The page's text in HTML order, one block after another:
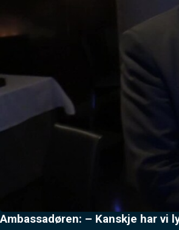
Ambassadøren: – Kanskje har vi